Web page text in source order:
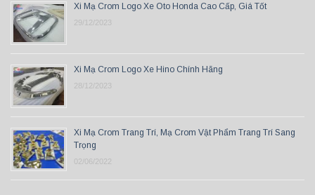
Xi Mạ Crom Logo Xe Oto Honda Cao Cấp, Giá Tốt
29/12/2023
Xi Mạ Crom Logo Xe Hino Chính Hãng
28/12/2023
Xi Mạ Crom Trang Trí, Mạ Crom Vật Phẩm Trang Trí Sang
Trọng
02/06/2022